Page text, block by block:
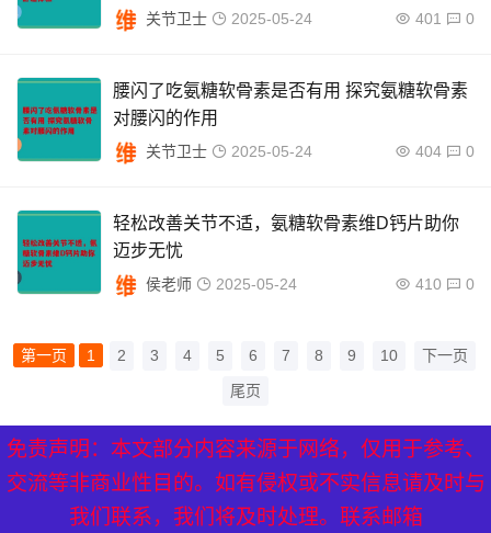
关节卫士 2025-05-24 401 0
腰闪了吃氨糖软骨素是否有用 探究氨糖软骨素
对腰闪的作用
关节卫士 2025-05-24 404 0
轻松改善关节不适，氨糖软骨素维D钙片助你
迈步无忧
侯老师 2025-05-24 410 0
第一页 1 2 3 4 5 6 7 8 9 10
下一页
尾页
免责声明：本文部分内容来源于网络，仅用于参考、
交流等非商业性目的。如有侵权或不实信息请及时与
我们联系，我们将及时处理。联系邮箱